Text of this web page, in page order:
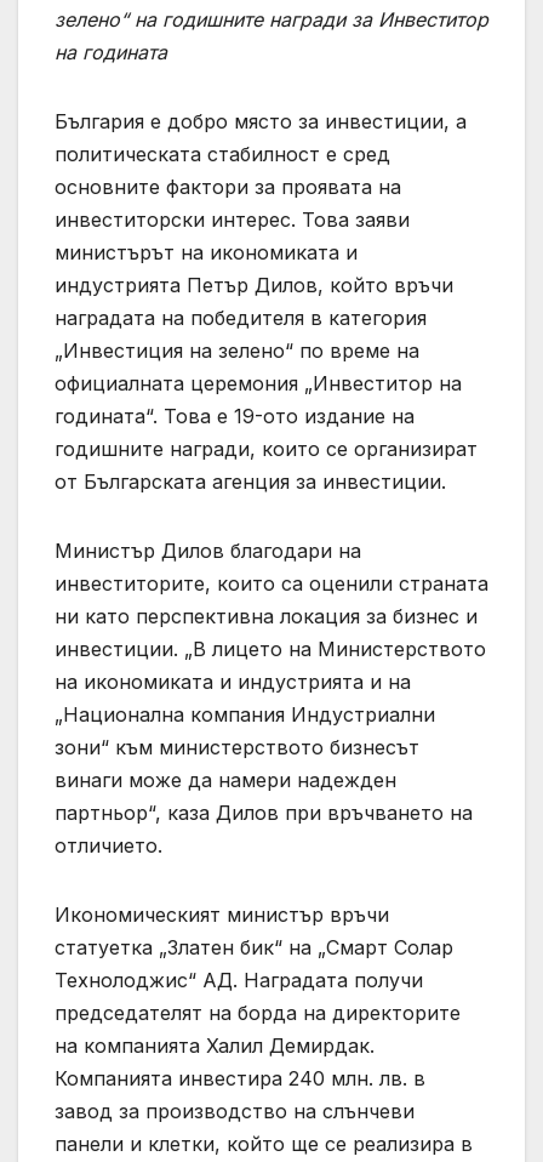
зелено“ на годишните награди за Инвеститор
на годината
България е добро място за инвестиции, а
политическата стабилност е сред
основните фактори за проявата на
инвеститорски интерес. Това заяви
министърът на икономиката и
индустрията Петър Дилов, който връчи
наградата на победителя в категория
„Инвестиция на зелено“ по време на
официалната церемония „Инвеститор на
годината“. Това е 19-ото издание на
годишните награди, които се организират
от Българската агенция за инвестиции.
Министър Дилов благодари на
инвеститорите, които са оценили страната
ни като перспективна локация за бизнес и
инвестиции. „В лицето на Министерството
на икономиката и индустрията и на
„Национална компания Индустриални
зони“ към министерството бизнесът
винаги може да намери надежден
партньор“, каза Дилов при връчването на
отличието.
Икономическият министър връчи
статуетка „Златен бик“ на „Смарт Солар
Технолоджис“ АД. Наградата получи
председателят на борда на директорите
на компанията Халил Демирдак.
Компанията инвестира 240 млн. лв. в
завод за производство на слънчеви
панели и клетки, който ще се реализира в